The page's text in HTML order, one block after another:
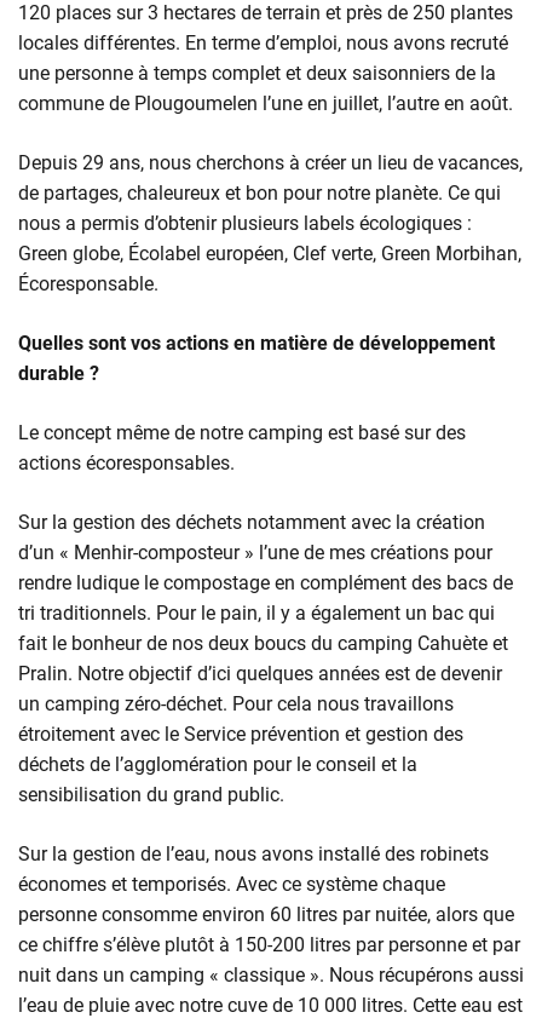
120 places sur 3 hectares de terrain et près de 250 plantes
locales différentes. En terme d’emploi, nous avons recruté
une personne à temps complet et deux saisonniers de la
commune de Plougoumelen l’une en juillet, l’autre en août.
Depuis 29 ans, nous cherchons à créer un lieu de vacances,
de partages, chaleureux et bon pour notre planète. Ce qui
nous a permis d’obtenir plusieurs labels écologiques :
Green globe, Écolabel européen, Clef verte, Green Morbihan,
Écoresponsable.
Quelles sont vos actions en matière de développement
durable ?
Le concept même de notre camping est basé sur des
actions écoresponsables.
Sur la gestion des déchets notamment avec la création
d’un « Menhir-composteur » l’une de mes créations pour
rendre ludique le compostage en complément des bacs de
tri traditionnels. Pour le pain, il y a également un bac qui
fait le bonheur de nos deux boucs du camping Cahuète et
Pralin. Notre objectif d’ici quelques années est de devenir
un camping zéro-déchet. Pour cela nous travaillons
étroitement avec le Service prévention et gestion des
déchets de l’agglomération pour le conseil et la
sensibilisation du grand public.
Sur la gestion de l’eau, nous avons installé des robinets
économes et temporisés. Avec ce système chaque
personne consomme environ 60 litres par nuitée, alors que
ce chiffre s’élève plutôt à 150-200 litres par personne et par
nuit dans un camping « classique ». Nous récupérons aussi
l’eau de pluie avec notre cuve de 10 000 litres. Cette eau est